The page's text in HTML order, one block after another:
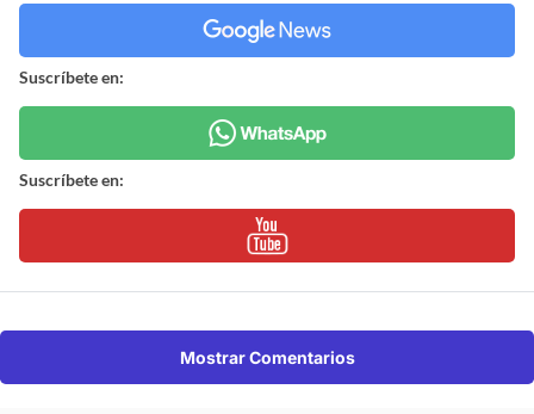
Suscríbete en:
Suscríbete en:
Mostrar Comentarios